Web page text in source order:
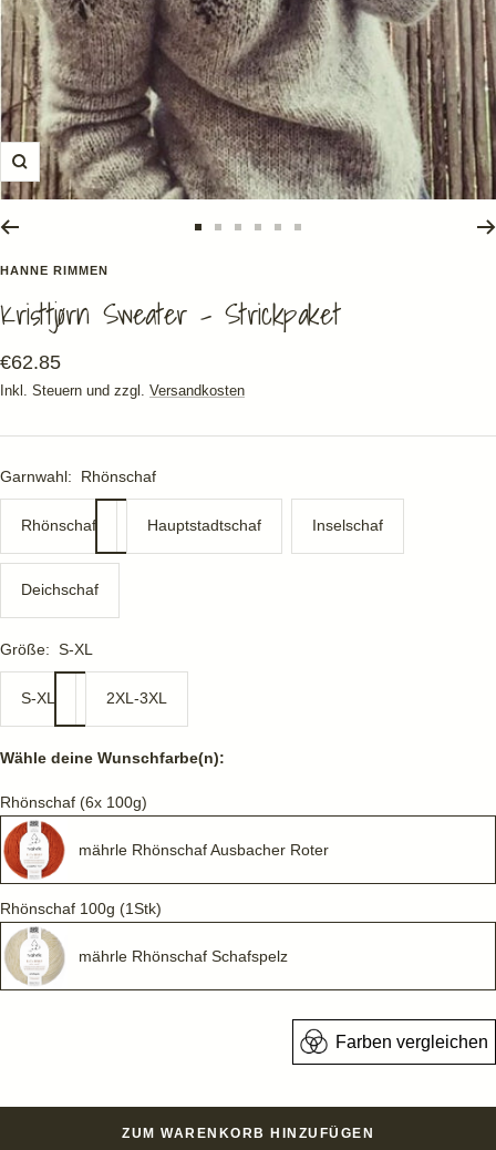
Zoom
gehengehen
gehen
gehengehen
gehen
HANNE RIMMEN
Kristtjørn Sweater - Strickpaket
Angebotspreis
€62.85
Inkl. Steuern und zzgl. Versandkosten
Garnwahl: Rhönschaf
Rhönschaf Hauptstadtschaf Inselschaf
Deichschaf
Größe: S-XL
S-XL 2XL-3XL
Wähle deine Wunschfarbe(n):
Rhönschaf (6x 100g)
mährle Rhönschaf Ausbacher Roter
Rhönschaf 100g (1Stk)
mährle Rhönschaf Schafspelz
Farben vergleichen
ZUM WARENKORB HINZUFÜGEN